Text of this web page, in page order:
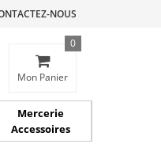
NOUS
Mon Panier
0
Mercerie
Accessoires